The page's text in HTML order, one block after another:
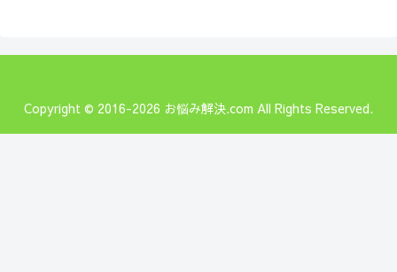
Copyright © 2016-2026 お悩み解決.com All Rights Reserved.